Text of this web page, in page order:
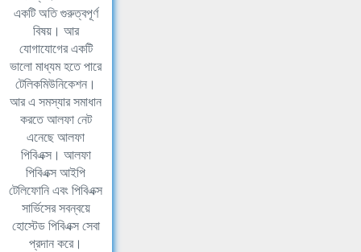
একটি অতি গুরুত্বপূর্ণ
বিষয়। আর
যোগাযোগের একটি
ভালো মাধ্যম হতে পারে
টেলিকমিউনিকেশন।
আর এ সমস্যার সমাধান
করতে আলফা নেট
এনেছে আলফা
পিবিএক্স। আলফা
পিবিএক্স আইপি
টেলিফোনি এবং পিবিএক্স
সার্ভিসের সবন্বয়ে
হোস্টেড পিবিএক্স সেবা
প্রদান করে।